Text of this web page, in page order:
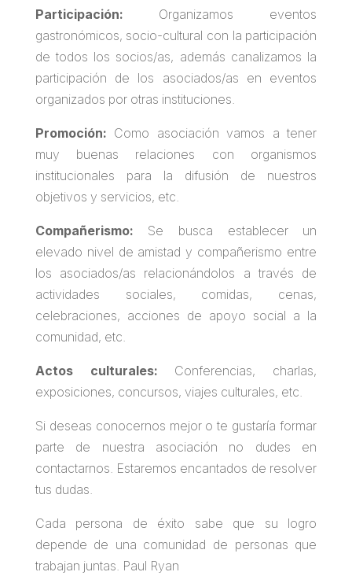
Participación: Organizamos eventos
gastronómicos, socio-cultural con la participación
de todos los socios/as, además canalizamos la
participación de los asociados/as en eventos
organizados por otras instituciones.
Promoción: Como asociación vamos a tener
muy buenas relaciones con organismos
institucionales para la difusión de nuestros
objetivos y servicios, etc.
Compañerismo: Se busca establecer un
elevado nivel de amistad y compañerismo entre
los asociados/as relacionándolos a través de
actividades sociales, comidas, cenas,
celebraciones, acciones de apoyo social a la
comunidad, etc.
Actos culturales: Conferencias, charlas,
exposiciones, concursos, viajes culturales, etc.
Si deseas conocernos mejor o te gustaría formar
parte de nuestra asociación no dudes en
contactarnos. Estaremos encantados de resolver
tus dudas.
Cada persona de éxito sabe que su logro
depende de una comunidad de personas que
trabajan juntas. Paul Ryan